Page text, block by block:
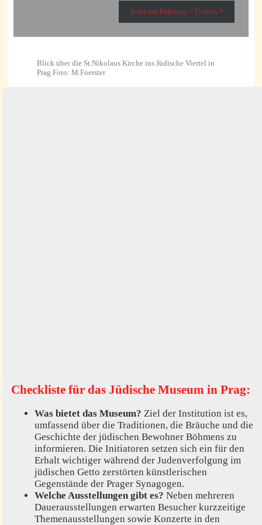
Infos zur Führung + Tickets *
Blick über die St.Nikolaus Kirche ins Jüdische Viertel in
Prag Foto: M.Foerster
Checkliste für das Jüdische Museum in Prag:
Was bietet das Museum? Ziel der Institution ist es,
umfassend über die Traditionen, die Bräuche und die
Geschichte der jüdischen Bewohner Böhmens zu
informieren. Die Initiatoren setzen sich ein für den
Erhalt wichtiger während der Judenverfolgung im
jüdischen Getto zerstörten künstlerischen
Gegenstände der Prager Synagogen.
Welche Ausstellungen gibt es? Neben mehreren
Dauerausstellungen erwarten Besucher kurzzeitige
Themenausstellungen sowie Konzerte in den